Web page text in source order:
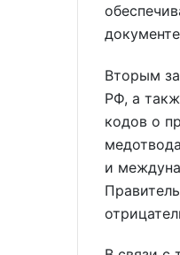
Вторым
РФ, а
кодов о
и